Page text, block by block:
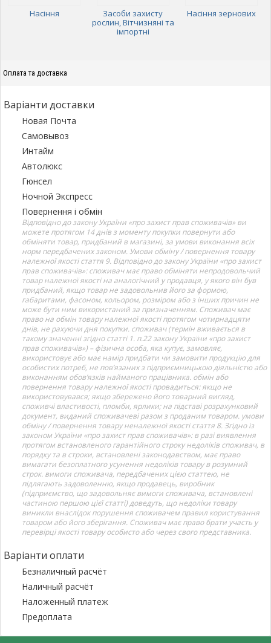
Насіння
Засоби захисту
рослин, Вітчизняні та
імпортні
Насіння зернових
Оплата та доставка
Варіанти доставки
Новая Почта
Самовывоз
Интайм
Автолюкс
Гюнсел
Ночной Экспресс
Повернення і обмін
Відповідно до закону України «про захист прав споживачів» ви
можете протягом 14 днів з моменту покупки повернути або
обміняти товар, придбаний в магазині, за умови виконання всіх
норм передбачених законом. Умови обміну / повернення товару
належної якості стаття 9. Відповідно до закону України «про захист
прав споживачів»: споживач має право обміняти непродовольчий
товар належної якості на аналогічний у продавця, у якого він був
придбаний, якщо товар не задовольнив його за формою,
габаритами, фасоном, кольором, розміром або з інших причин не
може бути ним використаний за призначенням. Споживач має
право на обмін товару належної якості протягом чотирнадцяти
днів, не рахуючи дня покупки. споживач (термін вживається в
такому значенні згідно статті 1. п.22 закону України «про захист
прав споживачів») – фізична особа, яка купує, замовляє,
використовує або має намір придбати чи замовити продукцію для
особистих потреб, не пов’язаних з підприємницькою діяльністю або
виконанням обов’язків найманого працівника. обмін або
повернення товару належної якості провадиться: якщо не
використовувався; якщо збережено його товарний вигляд,
споживчі властивості, пломби, ярлики; на підставі розрахунковий
документ, виданий споживачеві разом з проданим товаром. умови
обміну / повернення товару неналежної якості стаття 8. Згідно із
законом України «про захист прав споживачів»: в разі виявлення
протягом встановленого гарантійного строку недоліків споживач, в
порядку та в строки, встановлені законодавством, має право
вимагати безоплатного усунення недоліків товару в розумний
строк. вимоги споживача, передбачених цією статтею, не
підлягають задоволенню, якщо продавець, виробник
(підприємство, що задовольняє вимоги споживача, встановлені
частиною першою цієї статті) доведуть, що недоліки товару
виникли внаслідок порушення споживачем правил користування
товаром або його зберігання. Споживач має право брати участь у
перевірці якості товару особисто або через свого представника.
Варіанти оплати
Безналичный расчёт
Наличный расчёт
Наложенный платеж
Предоплата